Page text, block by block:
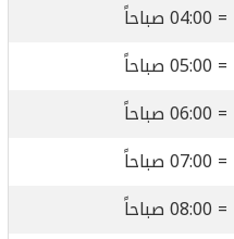
= 04:00 صباحاً
= 05:00 صباحاً
= 06:00 صباحاً
= 07:00 صباحاً
= 08:00 صباحاً